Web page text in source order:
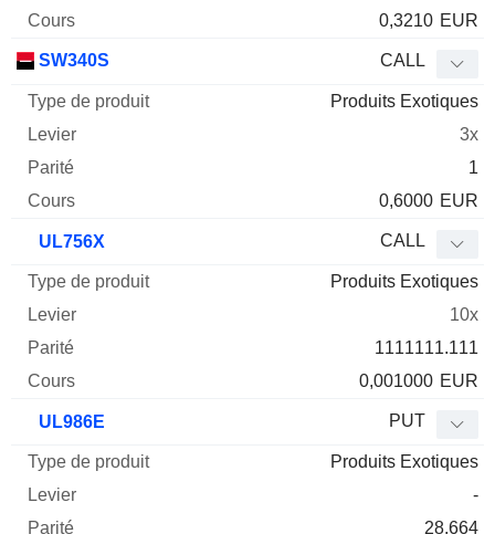
0,3210 EUR
SW340S CALL
Produits Exotiques
3x
1
0,6000 EUR
UL756X CALL
Produits Exotiques
10x
1111111.111
0,001000 EUR
UL986E PUT
Produits Exotiques
-
28.664